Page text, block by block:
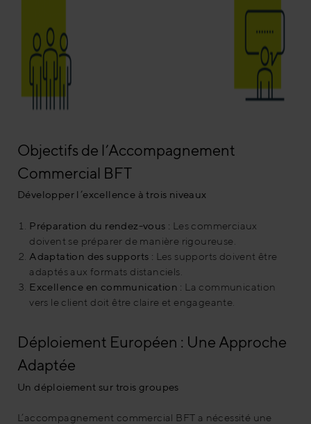
Objectifs de l’Accompagnement
Commercial BFT
Développer l’excellence à trois niveaux
Préparation du rendez-vous : Les commerciaux
doivent se préparer de manière rigoureuse.
Adaptation des supports : Les supports doivent être
adaptés aux formats distanciels.
Excellence en communication : La communication
vers le client doit être claire et engageante.
Déploiement Européen : Une Approche
Adaptée
Un déploiement sur trois groupes
L’accompagnement commercial BFT a nécessité une